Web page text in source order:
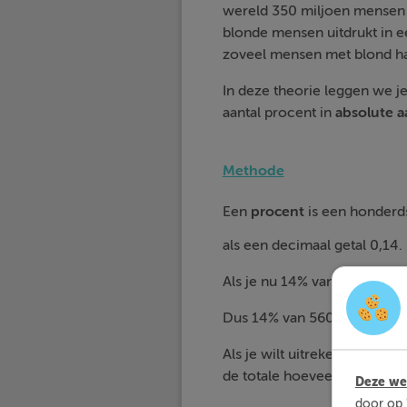
wereld 350 miljoen
blonde mensen uitdrukt in
zoveel mensen met blond
In deze theorie leggen we
aantal procent in absolute
Methode
Een procent is een
als een decimaal getal 0,14.
Als je nu 14% van 560 wil
Dus 14% van 560 is 78,4.
Als je wilt uitrekenen
de totale hoeveelheid met
Deze
door op